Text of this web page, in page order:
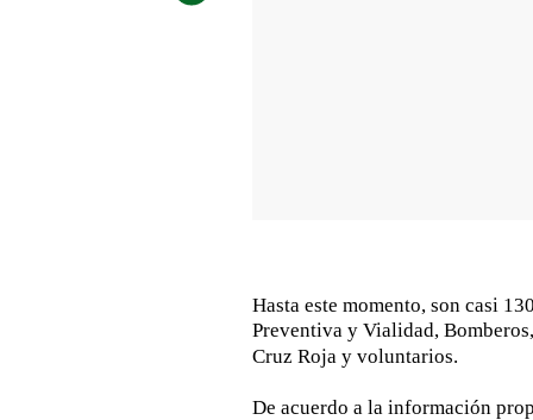
Hasta este momento, son casi
Preventiva y Vialidad,
Cruz Roja y voluntarios.
De acuerdo a la información